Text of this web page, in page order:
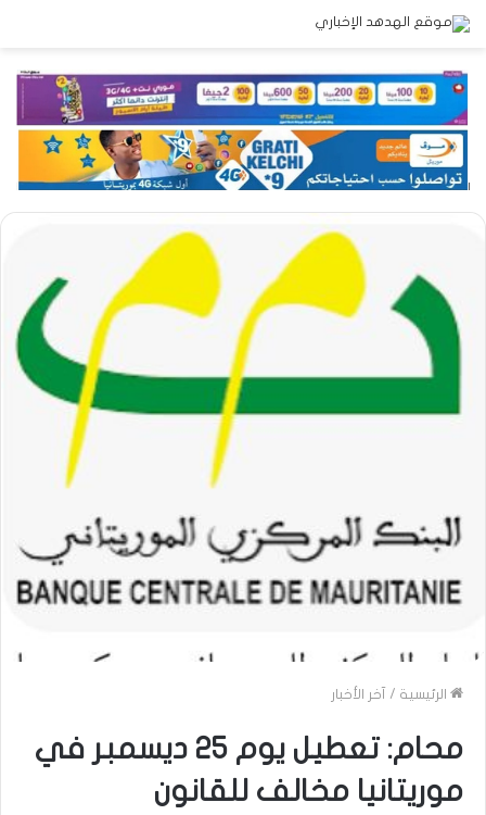
الرئيسية / آخر الأخبار
محام: تعطيل يوم 25 ديسمبر في
موريتانيا مخالف للقانون